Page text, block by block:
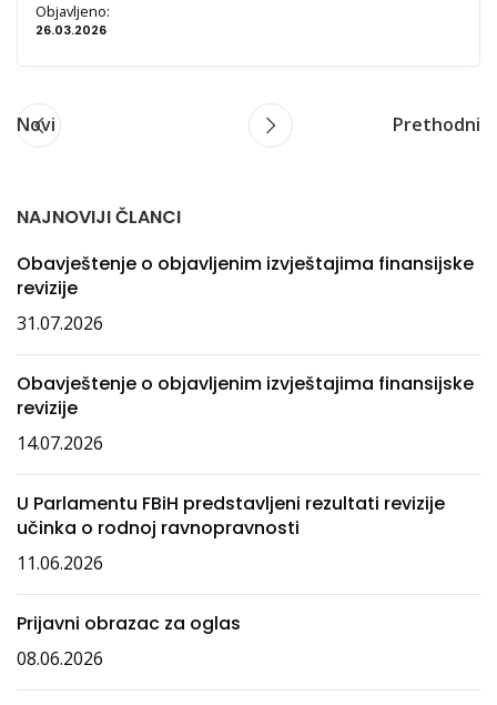
Objavljeno:
26.03.2026
Novi Prethodni
NAJNOVIJI ČLANCI
Obavještenje o objavljenim izvještajima finansijske
revizije
31.07.2026
Obavještenje o objavljenim izvještajima finansijske
revizije
14.07.2026
U Parlamentu FBiH predstavljeni rezultati revizije
učinka o rodnoj ravnopravnosti
11.06.2026
Prijavni obrazac za oglas
08.06.2026